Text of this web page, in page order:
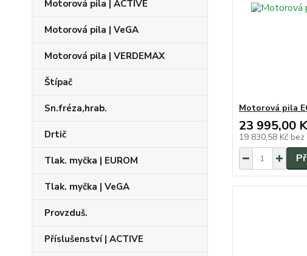
Motorová pila | ACTIVE
Motorová pila | VeGA
Motorová pila | VERDEMAX
Štípač
Sn.fréza,hrab.
Drtič
Tlak. myčka | EUROM
Tlak. myčka | VeGA
Provzduš.
Příslušenství | ACTIVE
Motorová pila
23 995,00
19 830,58 Kč bez